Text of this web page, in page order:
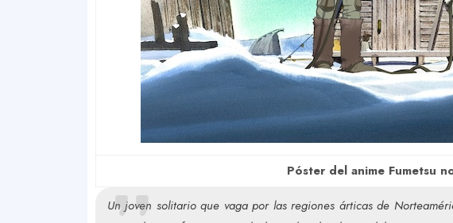
Póster del anime Fumetsu
Un joven solitario que vaga por las regiones árticas de